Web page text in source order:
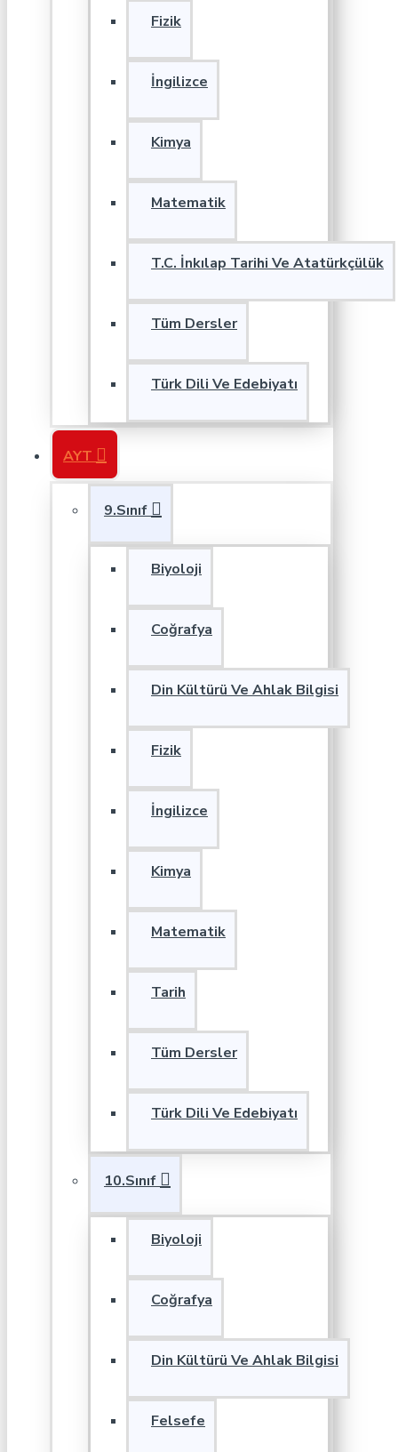
Fizik
İngilizce
Kimya
Matematik
T.C. İnkılap Tarihi Ve Atatürkçülük
Tüm Dersler
Türk Dili Ve Edebiyatı
AYT
9.Sınıf
Biyoloji
Coğrafya
Din Kültürü Ve Ahlak Bilgisi
Fizik
İngilizce
Kimya
Matematik
Tarih
Tüm Dersler
Türk Dili Ve Edebiyatı
10.Sınıf
Biyoloji
Coğrafya
Din Kültürü Ve Ahlak Bilgisi
Felsefe